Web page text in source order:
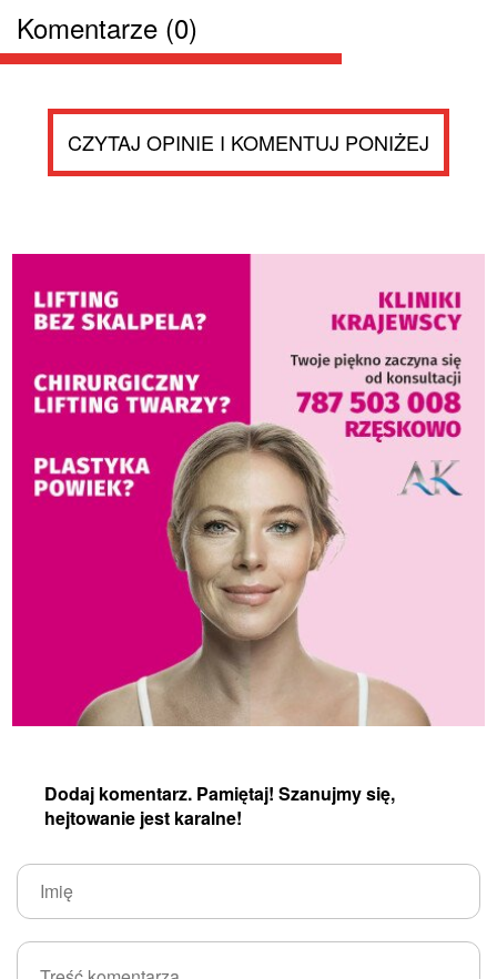
Komentarze (0)
CZYTAJ OPINIE I KOMENTUJ PONIŻEJ
Dodaj komentarz. Pamiętaj! Szanujmy się,
hejtowanie jest karalne!